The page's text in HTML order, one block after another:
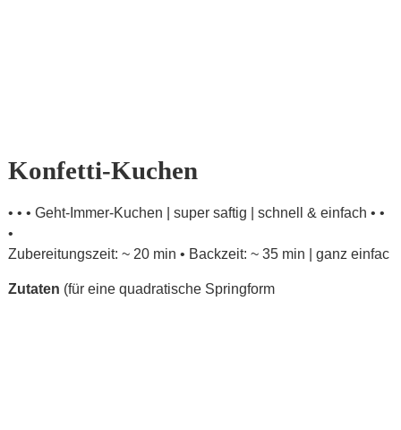
Konfetti-Kuchen
• • • Geht-Immer-Kuchen | super saftig | schnell & einfach • •
•
Zubereitungszeit: ~ 20 min • Backzeit: ~ 35 min | ganz einfac
Zutaten (für eine quadratische Springform